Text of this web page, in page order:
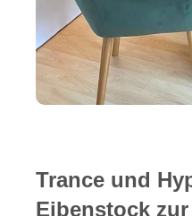
Trance und
Eibenstock